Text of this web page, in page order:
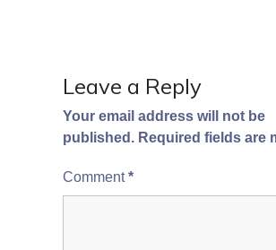
Leave a Reply
Your email address will not be
published. Required fields are
Comment*